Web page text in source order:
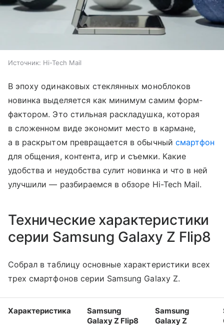
Источник: Hi-Tech Mail
В эпоху одинаковых стеклянных моноблоков
новинка выделяется как минимум самим форм-
фактором. Это стильная раскладушка, которая
в сложенном виде экономит место в кармане,
а в раскрытом превращается в обычный смартфон
для общения, контента, игр и съемки. Какие
удобства и неудобства сулит новинка и что в ней
улучшили — разбираемся в обзоре Hi-Tech Mail.
Технические характеристики
серии Samsung Galaxy Z Flip8
Собрал в таблицу основные характеристики всех
трех смартфонов серии Samsung Galaxy Z.
Характеристика
Samsung
Galaxy Z Flip8
Samsung
Galaxy Z